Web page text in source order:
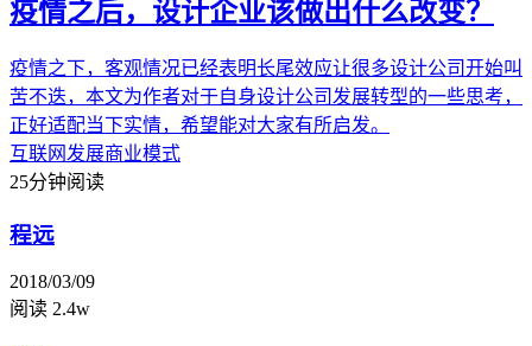
疫情之后，设计企业该做出什么改变？
疫情之下，客观情况已经表明长尾效应让很多设计公司开始叫
苦不迭，本文为作者对于自身设计公司发展转型的一些思考，
正好适配当下实情，希望能对大家有所启发。
互联网发展商业模式
25分钟阅读
程远
2018/03/09
阅读 2.4w